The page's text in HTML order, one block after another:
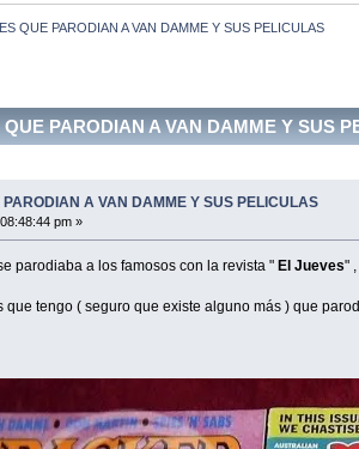
QUE PARODIAN A VAN DAMME Y SUS PELICULAS
PARODIAN A VAN DAMME Y SUS
A VAN DAMME Y SUS PELICULAS
pm »
parodiaba a los famosos con la revista " El Jueves"
que tengo ( seguro que existe alguno más ) que